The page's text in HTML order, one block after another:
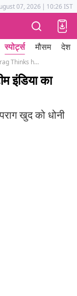
Tak Astrotak
07, 2026 | 10:26 IST
स्पोर्ट्स मौसम देश
'I Don't Deserve it': Riyan Parag Thinks he Hasn't Done Enough to Merit India Call-up
इंडिया का
खुद को धोनी